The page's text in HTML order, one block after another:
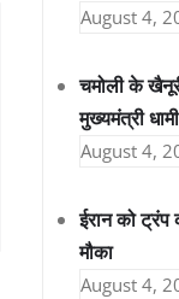
August 4,
चमोली के
मुख्यमंत्री
August 4,
ईरान को
मौका
August 4,